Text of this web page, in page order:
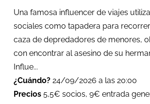
Una famosa influencer de viajes
sociales como tapadera para
caza de depredadores de menores,
con encontrar al asesino de su
Influe...
¿Cuándo? 24/09/2026 a las 20:00
Precios 5,5€ socios, 9€ entrada